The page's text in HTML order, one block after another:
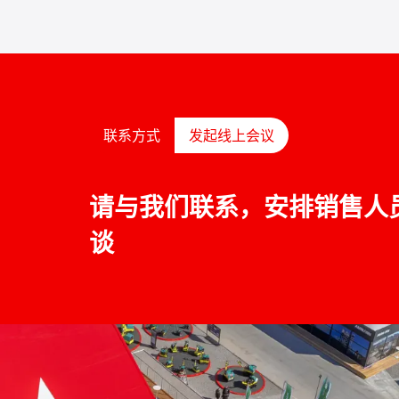
联系方式 发起线上会议
请与我们联系，安排销售人
谈